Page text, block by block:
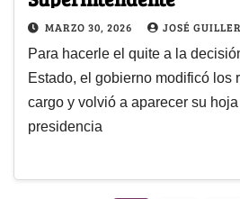
MARZO 30, 2026 JOSÉ
Para hacerle el quite a la
Estado, el gobierno modificó los
cargo y volvió a aparecer su
presidencia